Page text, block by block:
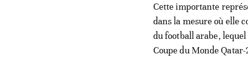
Cette importante
dans la mesure où elle
du football arabe,
Coupe du Monde